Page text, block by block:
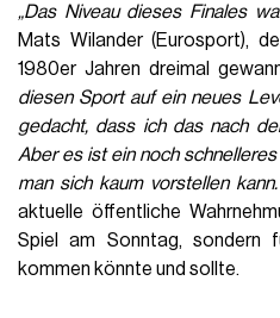
„Das Niveau dieses Finales
Mats Wilander (Eurosport),
1980er Jahren dreimal
diesen Sport auf ein neues
gedacht, dass ich das nach
Aber es ist ein noch
man sich kaum vorstellen
aktuelle öffentliche
Spiel am Sonntag, sondern
kommen könnte und sollte.